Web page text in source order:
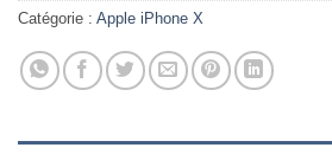
Catégorie : Apple iPhone X